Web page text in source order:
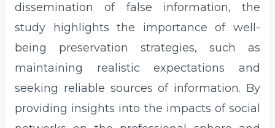
dissemination of false information, the
study highlights the importance of well-
being preservation strategies, such as
maintaining realistic expectations and
seeking reliable sources of information. By
providing insights into the impacts of social